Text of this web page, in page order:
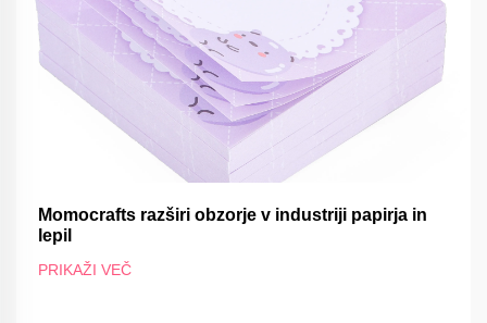
Momocrafts razširi obzorje v industriji papirja in
lepil
PRIKAŽI VEČ